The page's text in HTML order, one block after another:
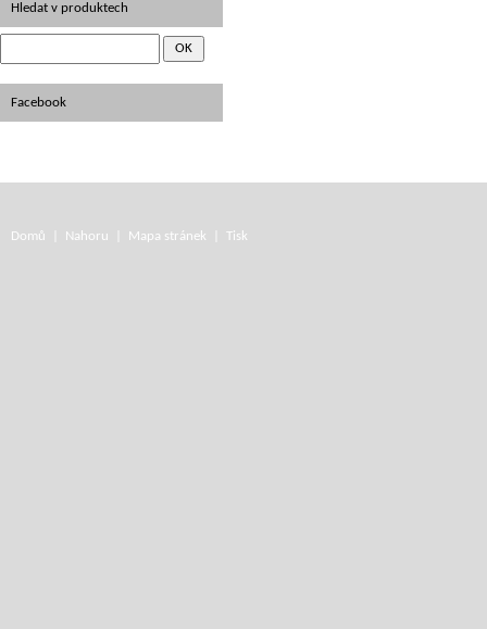
Hledat v produktech
Facebook
Domů Nahoru Mapa stránek Tisk